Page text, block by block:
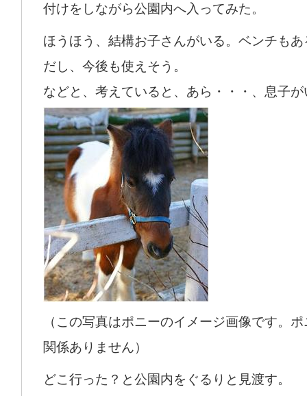
付けをしながら公園内へ入ってみた。
ほうほう、結構お子さんがいる。ベンチも
だし、今後も使えそう。
などと、考えていると、あら・・・、息子
（この写真はポニーのイメージ画像です。
関係ありません）
どこ行った？と公園内をぐるりと見渡す。